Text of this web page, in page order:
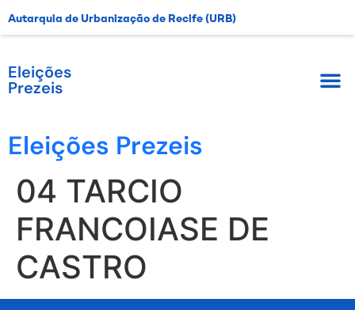
Autarquia de Urbanização de Recife (URB)
Eleições
Prezeis
Eleições Prezeis
04 TARCIO
FRANCOIASE DE
CASTRO